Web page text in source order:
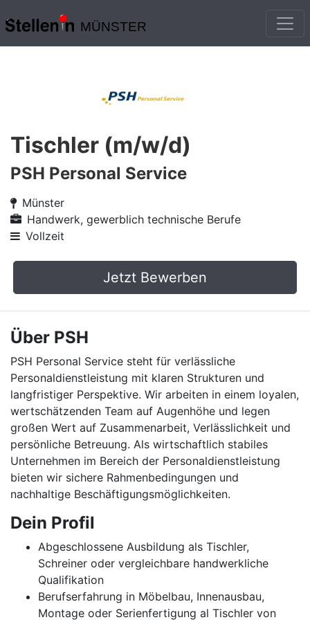
MÜNSTER
Tischler (m/w/d)
PSH Personal Service
Münster
Handwerk, gewerblich technische Berufe
Vollzeit
Jetzt Bewerben
Über PSH
PSH Personal Service steht für verlässliche
Personaldienstleistung mit klaren Strukturen und
langfristiger Perspektive. Wir arbeiten in einem loyalen,
wertschätzenden Team auf Augenhöhe und legen
großen Wert auf Zusammenarbeit, Verlässlichkeit und
persönliche Betreuung. Als wirtschaftlich stabiles
Unternehmen im Bereich der Personaldienstleistung
bieten wir sichere Rahmenbedingungen und
nachhaltige Beschäftigungsmöglichkeiten.
Dein Profil
Abgeschlossene Ausbildung als Tischler,
Schreiner oder vergleichbare handwerkliche
Qualifikation
Berufserfahrung in Möbelbau, Innenausbau,
Montage oder Serienfertigung al Tischler von